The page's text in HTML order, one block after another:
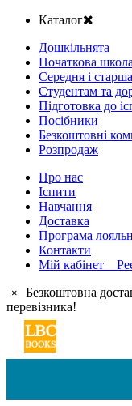
Каталог
Дошкільнята
Початкова школа
Середня і
Студентам та
Підготовка до
Посібники
Безкоштовні
Розпродаж
Про нас
Іспити
Навчання
Доставка
Програма
Контакти
Мій кабінет
×
Безкоштовна
перевізника!